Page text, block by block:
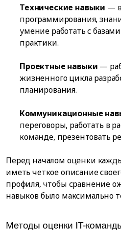
Технические навыки —
программирования,
умение работать с
практики.
Проектные навыки —
жизненного цикла
планирования.
Коммуникационные
переговоры, работать в
команде, презентовать
Перед началом оценки
иметь четкое описание
профиля, чтобы сравнение
навыков было максимально
Методы оценки IT-